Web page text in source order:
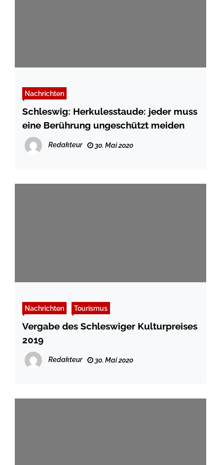
Nachrichten
Schleswig: Herkulesstaude: jeder muss
eine Berührung ungeschützt meiden
Redakteur 30. Mai 2020
Nachrichten Tourismus
Vergabe des Schleswiger Kulturpreises
2019
Redakteur 30. Mai 2020